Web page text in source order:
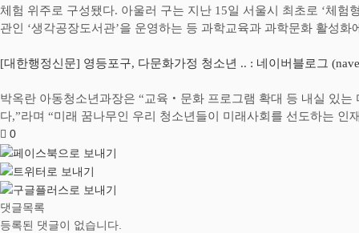
체험 위주로 구성됐다. 아울러 구는 지난 15일 서울시 최초로 ‘체험
관인 ‘생각공장도서관’을 운영하는 등 과학교육과 과학문화 활성화
[대한행정신문] 영등포구, 다문화가정 청소년 .. : 네이버블로그
박옥란 아동청소년과장은 “교육 ‧ 문화 프로그램 확대 등 내실 있
다,”라며 “미래 꿈나무인 우리 청소년들이 미래사회를 선도하는 인
0
댓글목록
등록된 댓글이 없습니다.